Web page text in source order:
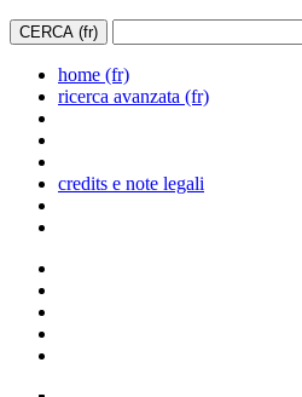
home (fr)
ricerca avanzata (fr)
credits e note legali